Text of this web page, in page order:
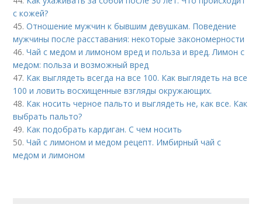
с кожей?
45.Отношение мужчин к бывшим девушкам. Поведение
мужчины после расставания: некоторые закономерности
46.Чай с медом и лимоном вред и польза и вред. Лимон с
медом: польза и возможный вред
47. Как выглядеть всегда на все 100. Как выглядеть на все
100 и ловить восхищенные взгляды окружающих.
48. Как носить черное пальто и выглядеть не, как все. Как
выбрать пальто?
49. Как подобрать кардиган. С чем носить
50.Чай с лимоном и медом рецепт. Имбирный чай с
медом и лимоном